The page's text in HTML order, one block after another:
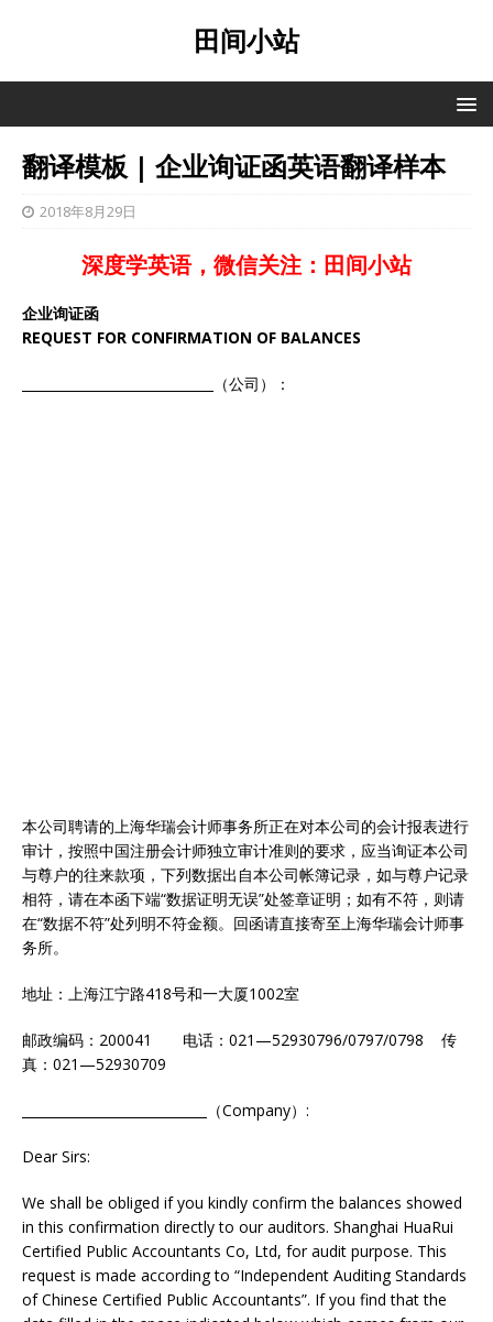
田间小站
翻译模板 | 企业询证函英语翻译样本
2018年8月29日
深度学英语，微信关注：田间小站
企业询证函
REQUEST FOR CONFIRMATION OF BALANCES
（公司）：
本公司聘请的上海华瑞会计师事务所正在对本公司的会计报表进行
审计，按照中国注册会计师独立审计准则的要求，应当询证本公司
与尊户的往来款项，下列数据出自本公司帐簿记录，如与尊户记录
相符，请在本函下端“数据证明无误”处签章证明；如有不符，则请
在“数据不符”处列明不符金额。回函请直接寄至上海华瑞会计师事
务所。
地址：上海江宁路418号和一大厦1002室
邮政编码：200041 电话：021—52930796/0797/0798 传
真：021—52930709
（Company）:
Dear Sirs:
We shall be obliged if you kindly confirm the balances showed
in this confirmation directly to our auditors. Shanghai HuaRui
Certified Public Accountants Co, Ltd, for audit purpose. This
request is made according to “Independent Auditing Standards
of Chinese Certified Public Accountants”. If you find that the